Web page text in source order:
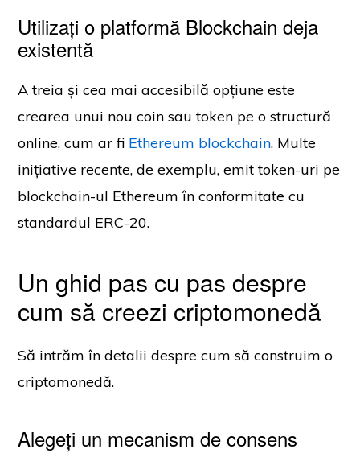
Utilizați o platformă Blockchain deja
existentă
A treia și cea mai accesibilă opțiune este
crearea unui nou coin sau token pe o structură
online, cum ar fi Ethereum blockchain. Multe
inițiative recente, de exemplu, emit token-uri pe
blockchain-ul Ethereum în conformitate cu
standardul ERC-20.
Un ghid pas cu pas despre
cum să creezi criptomonedă
Să intrăm în detalii despre cum să construim o
criptomonedă.
Alegeți un mecanism de consens